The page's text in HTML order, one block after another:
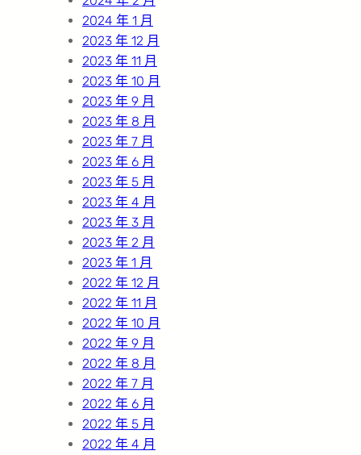
2024 年 1 月
2023 年 12 月
2023 年 11 月
2023 年 10 月
2023 年 9 月
2023 年 8 月
2023 年 7 月
2023 年 6 月
2023 年 5 月
2023 年 4 月
2023 年 3 月
2023 年 2 月
2023 年 1 月
2022 年 12 月
2022 年 11 月
2022 年 10 月
2022 年 9 月
2022 年 8 月
2022 年 7 月
2022 年 6 月
2022 年 5 月
2022 年 4 月